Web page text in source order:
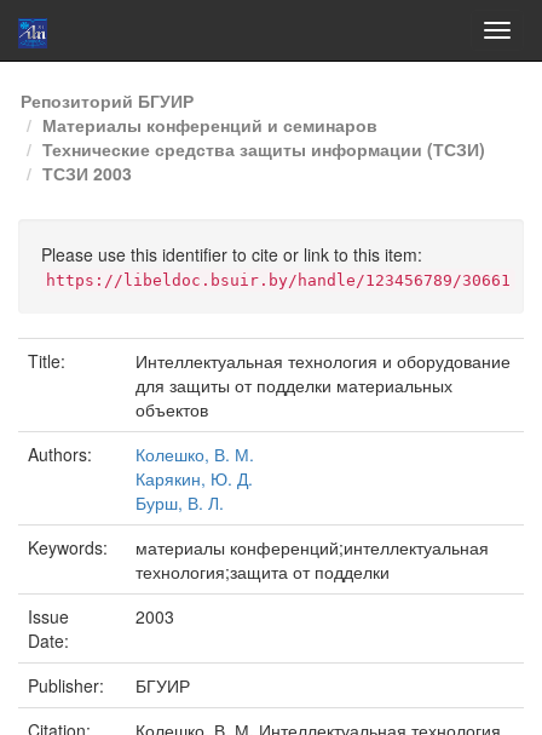
Skip
navigation
Репозиторий БГУИР
Материалы конференций и семинаров
Технические средства защиты информации (ТСЗИ)
ТСЗИ 2003
Please use this identifier to cite or link to this item:
https://libeldoc.bsuir.by/handle/123456789/30661
Title:
Интеллектуальная технология и оборудование
для защиты от подделки материальных
объектов
Authors:
Колешко, В. М.
Карякин, Ю. Д.
Бурш, В. Л.
Keywords:
материалы конференций;интеллектуальная
технология;защита от подделки
Issue
Date:
2003
Publisher:
БГУИР
Citation:
Колешко, В. М. Интеллектуальная технология